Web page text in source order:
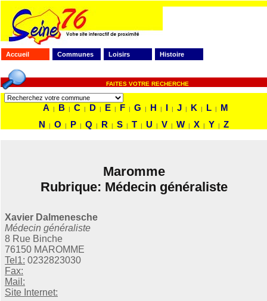
Accueil Communes Loisirs Histoire
FAITES VOTRE RECHERCHE
A | B | C | D | E | F | G | H | I | J | K | L |
M
N
| O | P | Q | R | S | T | U | V | W | X | Y | Z
Maromme
Rubrique: Médecin généraliste
Xavier Dalmenesche
Médecin généraliste
8 Rue Binche
76150 MAROMME
Tel1: 0232823030
Fax:
Mail:
Site Internet: